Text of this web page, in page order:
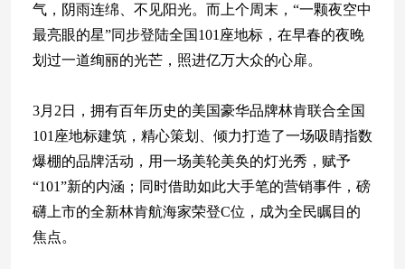
气，阴雨连绵、不见阳光。而上个周末，“一颗夜空中
最亮眼的星”同步登陆全国101座地标，在早春的夜晚
划过一道绚丽的光芒，照进亿万大众的心扉。
3月2日，拥有百年历史的美国豪华品牌林肯联合全国
101座地标建筑，精心策划、倾力打造了一场吸睛指数
爆棚的品牌活动，用一场美轮美奂的灯光秀，赋予
“101”新的内涵；同时借助如此大手笔的营销事件，磅
礴上市的全新林肯航海家荣登C位，成为全民瞩目的
焦点。